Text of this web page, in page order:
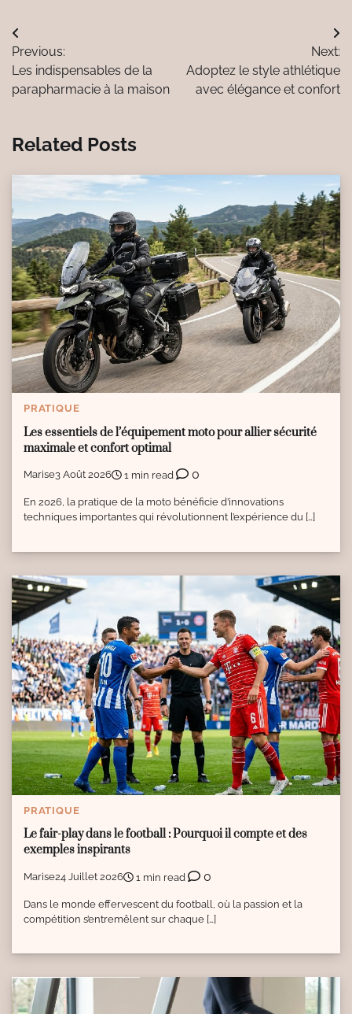
Navigation
de
l’article
Previous:
Les indispensables de la
parapharmacie à la maison
Next:
Adoptez le style athlétique
avec élégance et confort
Related Posts
PRATIQUE
Les essentiels de l’équipement moto pour allier sécurité
maximale et confort optimal
Marise3 Août 2026 1 min read 0
En 2026, la pratique de la moto bénéficie d’innovations
techniques importantes qui révolutionnent l’expérience du […]
PRATIQUE
Le fair-play dans le football : Pourquoi il compte et des
exemples inspirants
Marise24 Juillet 2026 1 min read 0
Dans le monde effervescent du football, où la passion et la
compétition s’entremêlent sur chaque […]